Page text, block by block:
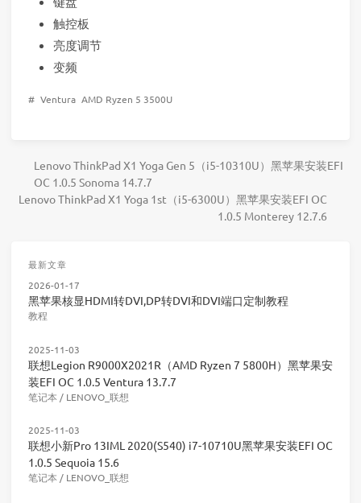
触控板
亮度调节
变频
# Ventura AMD Ryzen 5 3500U
Lenovo ThinkPad X1 Yoga Gen 5（i5-10310U）黑苹果安装EFI
OC 1.0.5 Sonoma 14.7.7
Lenovo ThinkPad X1 Yoga 1st（i5-6300U）黑苹果安装EFI OC
1.0.5 Monterey 12.7.6
最新文章
2026-01-17
黑苹果核显HDMI转DVI,DP转DVI和DVI端口定制教程
教程
2025-11-03
联想Legion R9000X2021R（AMD Ryzen 7 5800H）黑苹果安
装EFI OC 1.0.5 Ventura 13.7.7
笔记本 / LENOVO_联想
2025-11-03
联想小新Pro 13IML 2020(S540) i7-10710U黑苹果安装EFI OC
1.0.5 Sequoia 15.6
笔记本/ LENOVO_联想